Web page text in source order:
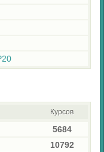
Курсов
5684
10792